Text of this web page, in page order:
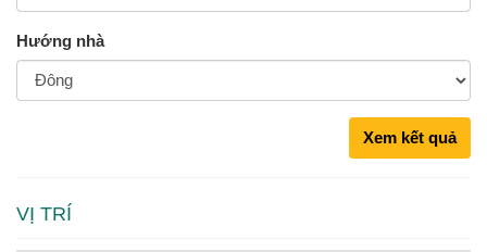
Hướng nhà
Xem kết quả
VỊ TRÍ